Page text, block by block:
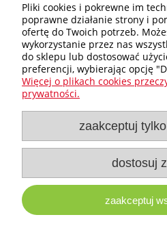
Moje
e-milw.pl
- Platforma
Milwaukee
Pliki cookies i pokrewne im
poprawne działanie strony i
ofertę do Twoich potrzeb.
wykorzystanie przez nas
do sklepu lub dostosować
preferencji, wybierając opcję
Więcej o plikach cookies
prywatności.
zaakceptuj
dostosuj
zaakceptuj